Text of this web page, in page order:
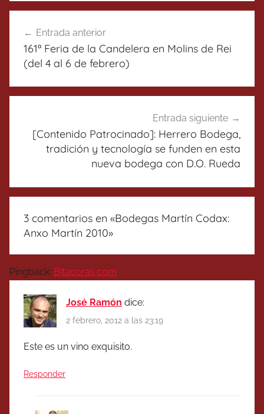
de
entradas
Entrada anterior
161ª Feria de la Candelera en Molins de Rei
(del 4 al 6 de febrero)
Entrada siguiente
[Contenido Patrocinado]: Herrero Bodega,
tradición y tecnología se funden en esta
nueva bodega con D.O. Rueda
3 comentarios en «Bodegas Martín Codax:
Anxo Martín 2010»
Pingback: Bitacoras.com
José Ramón dice:
2 febrero, 2012 a las 23:19
Este es un vino exquisito.
Responder